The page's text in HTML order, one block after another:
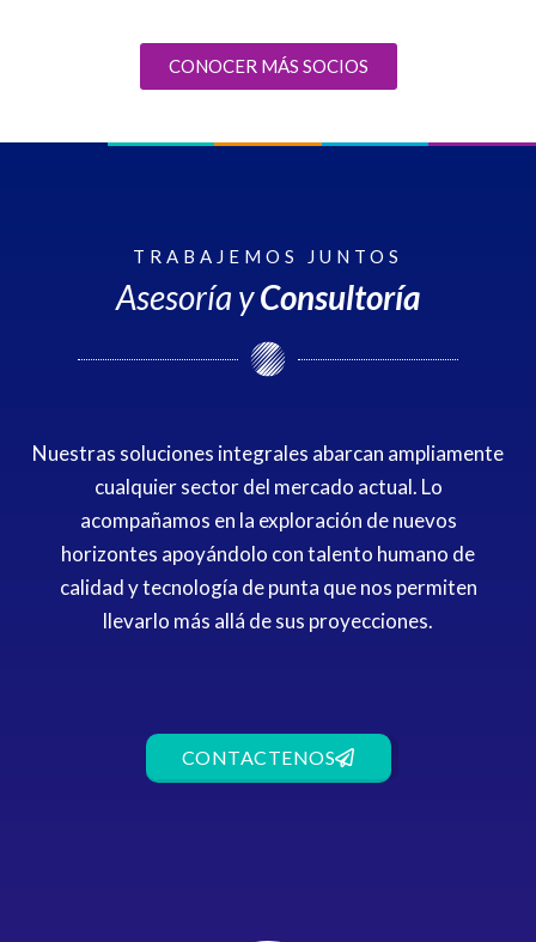
CONOCER MÁS SOCIOS
TRABAJEMOS JUNTOS
Asesoría yConsultoría
Nuestras soluciones integrales abarcan ampliamente
cualquier sector del mercado actual. Lo
acompañamos en la exploración de nuevos
horizontes apoyándolo con talento humano de
calidad y tecnología de punta que nos permiten
llevarlo más allá de sus proyecciones.
CONTACTENOS